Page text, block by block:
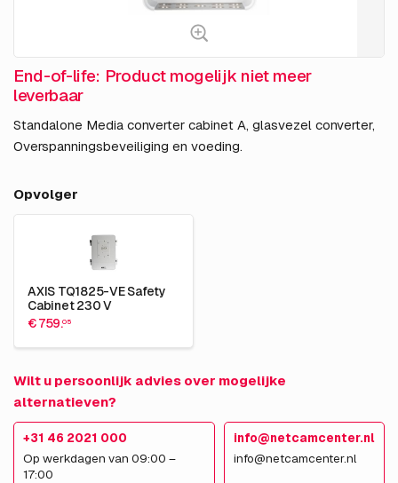
End-of-life: Product mogelijk niet meer
leverbaar
Standalone Media converter cabinet A, glasvezel converter,
Overspanningsbeveiliging en voeding.
Opvolger
AXIS TQ1825-VE Safety
Cabinet 230 V
€ 759.05
Wilt u persoonlijk advies over mogelijke
alternatieven?
+31 46 2021 000
Op werkdagen van 09:00 –
17:00
info@netcamcenter.nl
info@netcamcenter.nl